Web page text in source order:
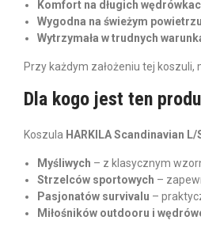
Komfort na długich
Wygodna na świeżym powietrzu
Wytrzymała w trudnych
Przy każdym założeniu tej
Dla kogo jest ten
Koszula HARKILA Scandinavian L/
Myśliwych – z klasycznym
Strzelców sportowych –
Pasjonatów survivalu –
Miłośników outdooru i